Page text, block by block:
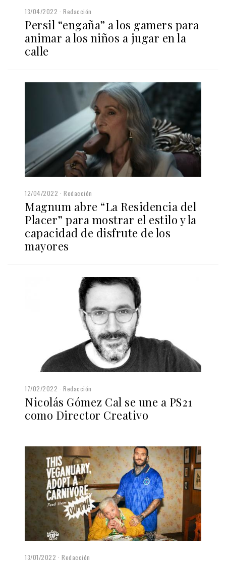
13/04/2022 Redacción
Persil “engaña” a los gamers para
animar a los niños a jugar en la
calle
12/04/2022 Redacción
Magnum abre “La Residencia del
Placer” para mostrar el estilo y la
capacidad de disfrute de los
mayores
17/02/2022 Redacción
Nicolás Gómez Cal se une a PS21
como Director Creativo
13/01/2022 Redacción